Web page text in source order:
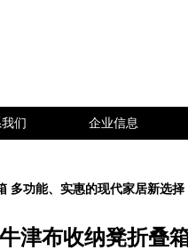
们 企业信息
多功能、实惠的现代家居新选择
津布收纳凳折叠